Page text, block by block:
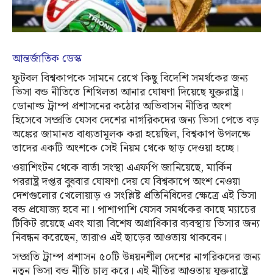
আন্তর্জাতিক ডেস্ক
ফুটবল বিশ্বকাপকে সামনে রেখে কিছু বিদেশি সমর্থকের জন্য
ভিসা বন্ড নীতিতে শিথিলতা আনার ঘোষণা দিয়েছে যুক্তরাষ্ট্র।
ডোনাল্ড ট্রাম্প প্রশাসনের কঠোর অভিবাসন নীতির অংশ
হিসেবে সম্প্রতি যেসব দেশের নাগরিকদের জন্য ভিসা পেতে বড়
অঙ্কের জামানত বাধ্যতামূলক করা হয়েছিল, বিশ্বকাপ উপলক্ষে
তাদের একটি অংশকে সেই নিয়ম থেকে ছাড় দেওয়া হচ্ছে।
ওয়াশিংটন থেকে বার্তা সংস্থা এএফপি জানিয়েছে, মার্কিন
পররাষ্ট্র দপ্তর বুধবার ঘোষণা দেয় যে বিশ্বকাপে অংশ নেওয়া
দেশগুলোর খেলোয়াড় ও সংশ্লিষ্ট প্রতিনিধিদের ক্ষেত্রে এই ভিসা
বন্ড প্রযোজ্য হবে না। পাশাপাশি যেসব সমর্থকের কাছে ম্যাচের
টিকিট রয়েছে এবং যারা বিশেষ অগ্রাধিকার ব্যবস্থায় ভিসার জন্য
নিবন্ধন করেছেন, তারাও এই ছাড়ের আওতায় থাকবেন।
সম্প্রতি ট্রাম্প প্রশাসন ৫০টি উন্নয়নশীল দেশের নাগরিকদের জন্য
নতুন ভিসা বন্ড নীতি চালু করে। এই নীতির আওতায় যুক্তরাষ্ট্রে